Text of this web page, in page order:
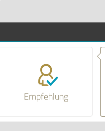
Empfehlung